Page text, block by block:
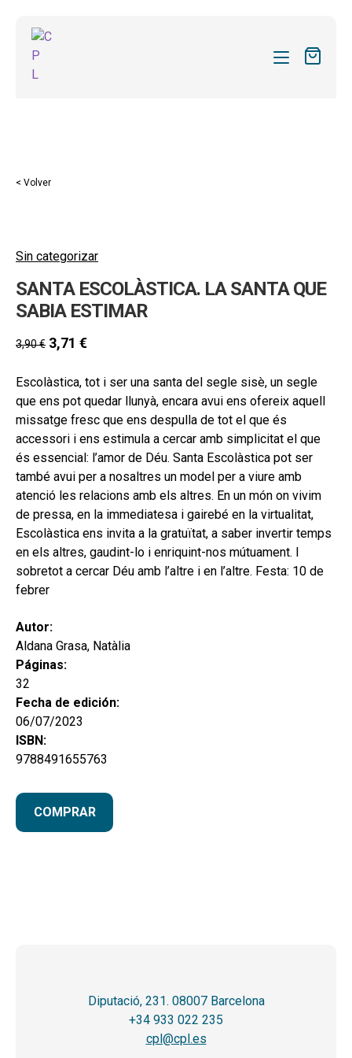
REVISTAS
BLOG
CONTACTO
BUSCAR
CAT
ESP
< Volver
Sin categorizar
SANTA ESCOLÀSTICA. LA SANTA QUE
SABIA ESTIMAR
3,90€ 3,71 €
Escolàstica, tot i ser una santa del segle sisè, un segle
que ens pot quedar llunyà, encara avui ens ofereix aquell
missatge fresc que ens despulla de tot el que és
accessori i ens estimula a cercar amb simplicitat el que
és essencial: l’amor de Déu. Santa Escolàstica pot ser
també avui per a nosaltres un model per a viure amb
atenció les relacions amb els altres. En un món on vivim
de pressa, en la immediatesa i gairebé en la virtualitat,
Escolàstica ens invita a la gratuïtat, a saber invertir temps
en els altres, gaudint-lo i enriquint-nos mútuament. I
sobretot a cercar Déu amb l’altre i en l’altre. Festa: 10 de
febrer
Autor:
Aldana Grasa, Natàlia
Páginas:
32
Fecha de edición:
06/07/2023
ISBN:
9788491655763
COMPRAR
Diputació, 231. 08007 Barcelona
+34 933 022 235
cpl@cpl.es